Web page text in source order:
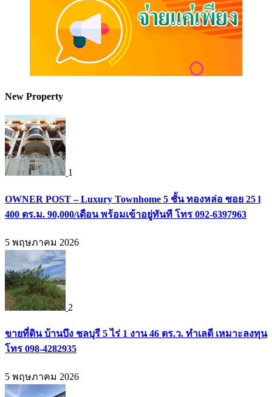
New Property
1
OWNER POST – Luxury Townhome 5 ชั้น ทองหล่อ ซอย 25 l
400 ตร.ม. 90,000/เดือน พร้อมเข้าอยู่ทันที โทร 092-6397963
5 พฤษภาคม 2026
2
ขายที่ดิน บ้านบึง ชลบุรี 5 ไร่ 1 งาน 46 ตร.ว. ทำเลดี เหมาะลงทุน
โทร 098-4282935
5 พฤษภาคม 2026